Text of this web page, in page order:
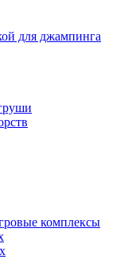
для джампинга
комплексы